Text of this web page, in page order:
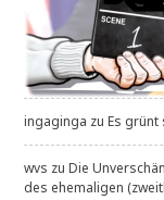
ingaginga zuEs grünt
wvs zuDie
des ehemaligen